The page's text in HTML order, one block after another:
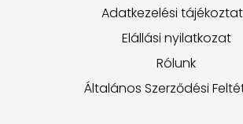
Adatkezelési
Elállási nyilatkozat
Rólunk
Általános Szerződési